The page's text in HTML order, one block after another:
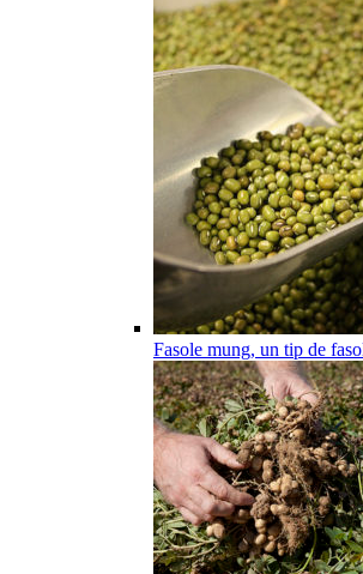
Fasole mung, un tip de